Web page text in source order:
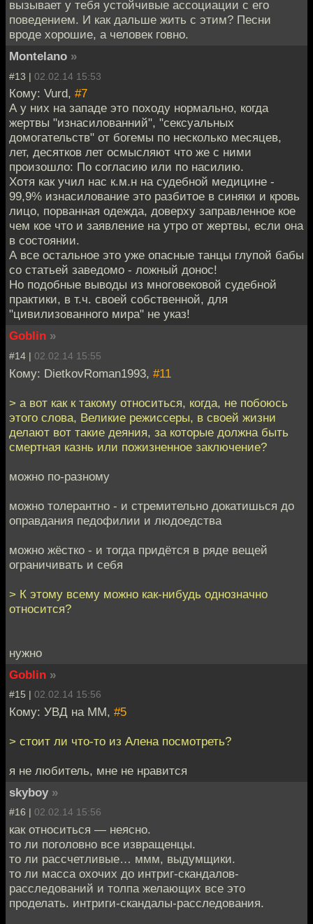
вызывает у тебя устойчивые ассоциации с его
поведением. И как дальше жить с этим? Песни
вроде хорошие, а человек говно.
Montelano »
#13 | 02.02.14 15:53
Кому: Vurd, #7
А у них на западе это походу нормально, когда
жертвы "изнасилованний", "сексуальных
домогательств" от богемы по несколько месяцев,
лет, десятков лет осмысляют что же с ними
произошло: По согласию или по насилию.
Хотя как учил нас к.м.н на судебной медицине -
99,9% изнасилование это разбитое в синяки и кровь
лицо, порванная одежда, доверху заправленное кое
чем кое что и заявление на утро от жертвы, если она
в состоянии.
А все остальное это уже опасные танцы глупой бабы
со статьей заведомо - ложный донос!
Но подобные выводы из многовековой судебной
практики, в т.ч. своей собственной, для
"цивилизованного мира" не указ!
Goblin »
#14 | 02.02.14 15:55
Кому: DietkovRoman1993, #11
> а вот как к такому относиться, когда, не побоюсь
этого слова, Великие режиссеры, в своей жизни
делают вот такие деяния, за которые должна быть
смертная казнь или пожизненное заключение?
можно по-разному
можно толерантно - и стремительно докатишься до
оправдания педофилии и людоедства
можно жёстко - и тогда придётся в ряде вещей
ограничивать и себя
> К этому всему можно как-нибудь однозначно
относится?
нужно
Goblin »
#15 | 02.02.14 15:56
Кому: УВД на ММ, #5
> стоит ли что-то из Алена посмотреть?
я не любитель, мне не нравится
skyboy »
#16 | 02.02.14 15:56
как относиться — неясно.
то ли поголовно все извращенцы.
то ли рассчетливые… ммм, выдумщики.
то ли масса охочих до интриг-скандалов-
расследований и толпа желающих все это
проделать. интриги-скандалы-расследования.